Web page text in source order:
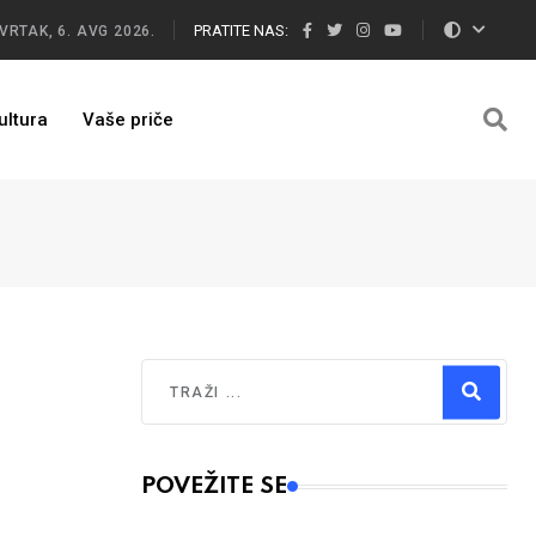
6. AVG 2026. PRATITE NAS:
Vaše priče
Type 2 or more characters for results.
POVEŽITE SE